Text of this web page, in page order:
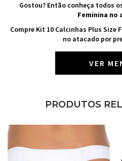
Gostou? Então conheça todos
Feminina no
Compre Kit 10 Calcinhas Plus Size
no atacado por
VER
PRODUTOS